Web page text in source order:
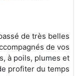
de très belles
de vos
à poils, plumes et
profiter du temps